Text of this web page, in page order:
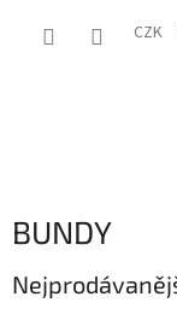
CZK
BUNDY